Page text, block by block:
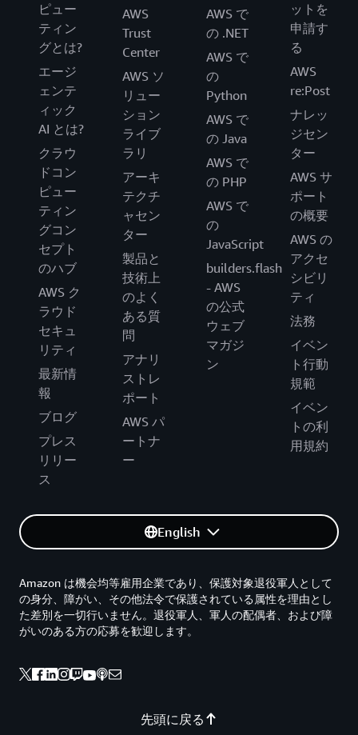
ピュー
ティン
グとは?
エージ
ェンテ
ィック
AI とは?
クラウ
ドコン
ピュー
ティン
グコン
セプト
のハブ
AWS ク
ラウド
セキュ
リティ
最新情
報
ブログ
プレス
リリー
ス
AWS
Trust
Center
AWS ソ
リュー
ション
ライブ
ラリ
アーキ
テクチ
ャセン
ター
製品と
技術上
のよく
ある質
問
アナリ
ストレ
ポート
AWS パ
ートナ
ー
AWS で
の .NET
AWS で
の
Python
AWS で
の Java
AWS で
の PHP
AWS で
の
JavaScript
builders.flash
- AWS
の公式
ウェブ
マガジ
ン
ットを
申請す
る
AWS
re:Post
ナレッ
ジセン
ター
AWS サ
ポート
の概要
AWS の
アクセ
シビリ
ティ
法務
イベン
ト行動
規範
イベン
トの利
用規約
English
先頭に戻る
Amazon は機会均等雇用企業であり、保護対象退役軍人として
の身分、障がい、その他法令で保護されている属性を理由とし
た差別を一切行いません。退役軍人、軍人の配偶者、および障
がいのある方の応募を歓迎します。